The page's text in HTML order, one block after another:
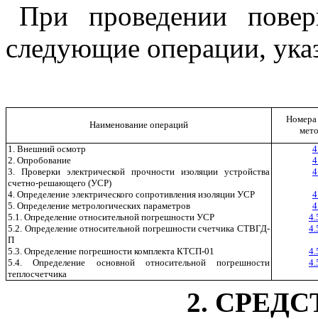
При проведении
следующие операции,
Наименование операций
Номера
1. Внешний осмотр
2. Опробование
3. Проверки электрической прочности изоляции устройства
счетно-решающего (УСР)
4. Определение электрического сопротивления изоляции УСР
5. Определение метрологических параметров
5.1. Определение относительной погрешности УСР
5.2. Определение относительной погрешности счетчика СТВГД-
П
5.3. Определение погрешности комплекта КТСП-01
5.4. Определение основной относительной погрешности
теплосчетчика
2.